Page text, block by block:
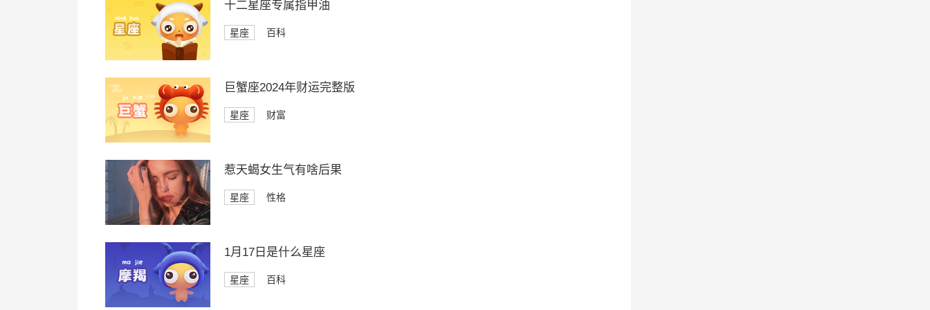
十二星座专属指甲油
星座 百科
巨蟹座2024年财运完整版
星座 财富
惹天蝎女生气有啥后果
星座 性格
1月17日是什么星座
星座 百科